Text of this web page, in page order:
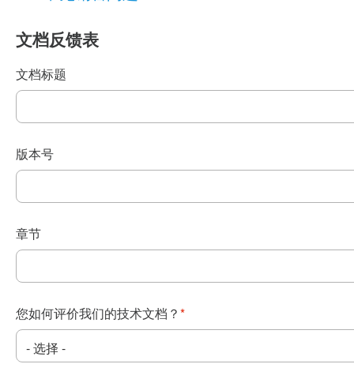
文档反馈表
文档标题
版本号
章节
您如何评价我们的技术文档？ *